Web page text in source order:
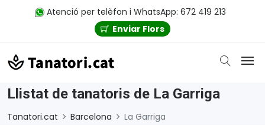
Atenció per telèfon i WhatsApp: 672 419 213
Enviar Flors
Llistat de tanatoris de La Garriga
Tanatori.cat Barcelona La Garriga